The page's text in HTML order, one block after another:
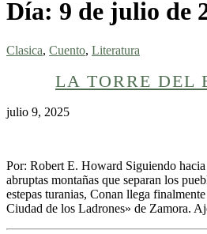
Día: 9 de julio de
Clasica, Cuento, Literatura
LA TORRE DEL
julio 9, 2025
Por: Robert E. Howard Siguiendo
abruptas montañas que separan los
estepas turanias, Conan llega
Ciudad de los Ladrones» de Zamora.